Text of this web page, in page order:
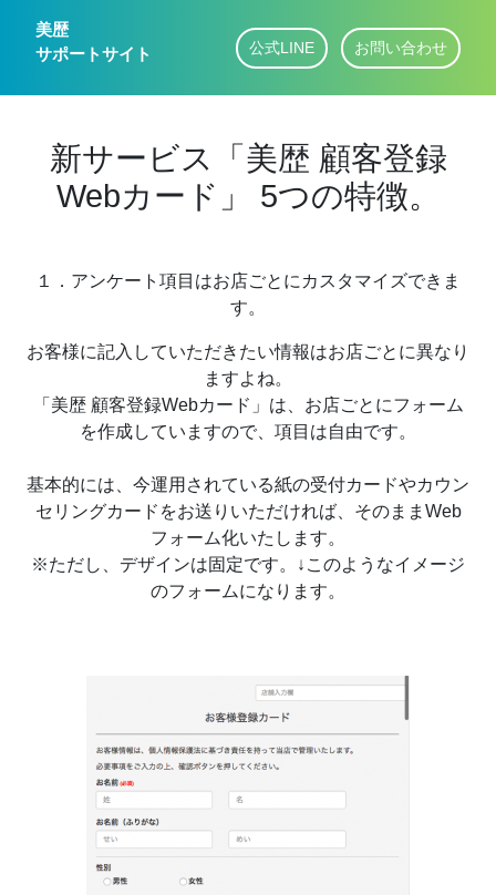
美歴
サポートサイト
公式LINE お問い合わせ
新サービス「美歴 顧客登録
Webカード」 5つの特徴。
１．アンケート項目はお店ごとにカスタマイズできま
す。
お客様に記入していただきたい情報はお店ごとに異なり
ますよね。
「美歴 顧客登録Webカード」は、お店ごとにフォーム
を作成していますので、項目は自由です。
基本的には、今運用されている紙の受付カードやカウン
セリングカードをお送りいただければ、そのままWeb
フォーム化いたします。
※ただし、デザインは固定です。↓このようなイメージ
のフォームになります。